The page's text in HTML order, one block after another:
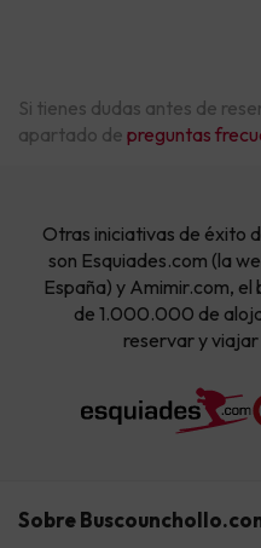
Si tienes dudas antes de
apartado de preguntas
Otras iniciativas de éxito
son Esquiades.com (la
España) y Amimir.com,
de 1.000.000 de
reservar y
Sobre